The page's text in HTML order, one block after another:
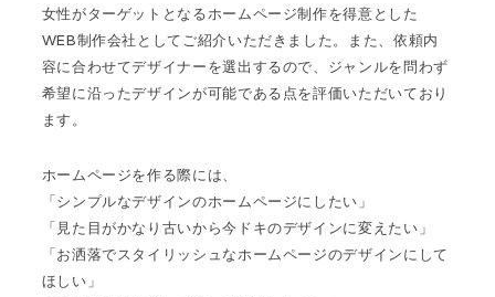
女性がターゲットとなるホームページ制作を得意とした
WEB制作会社としてご紹介いただきました。また、依頼内
容に合わせてデザイナーを選出するので、ジャンルを問わず
希望に沿ったデザインが可能である点を評価いただいており
ます。
ホームページを作る際には、
「シンプルなデザインのホームページにしたい」
「見た目がかなり古いから今ドキのデザインに変えたい」
「お洒落でスタイリッシュなホームページのデザインにして
ほしい」